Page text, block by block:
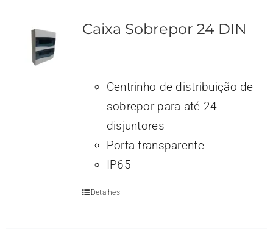
Caixa Sobrepor 24 DIN
Centrinho de distribuição de
sobrepor para até 24
disjuntores
Porta transparente
IP65
Detalhes